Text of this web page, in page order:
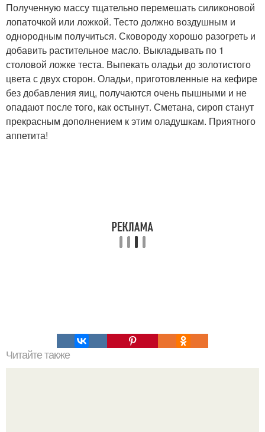
Полученную массу тщательно перемешать силиконовой
лопаточкой или ложкой. Тесто должно воздушным и
однородным получиться. Сковороду хорошо разогреть и
добавить растительное масло. Выкладывать по 1
столовой ложке теста. Выпекать оладьи до золотистого
цвета с двух сторон. Оладьи, приготовленные на кефире
без добавления яиц, получаются очень пышными и не
опадают после того, как остынут. Сметана, сироп станут
прекрасным дополнением к этим оладушкам. Приятного
аппетита!
Читайте также